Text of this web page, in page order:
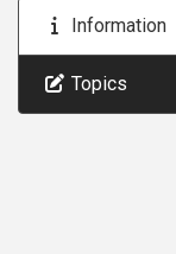
Information
Topics